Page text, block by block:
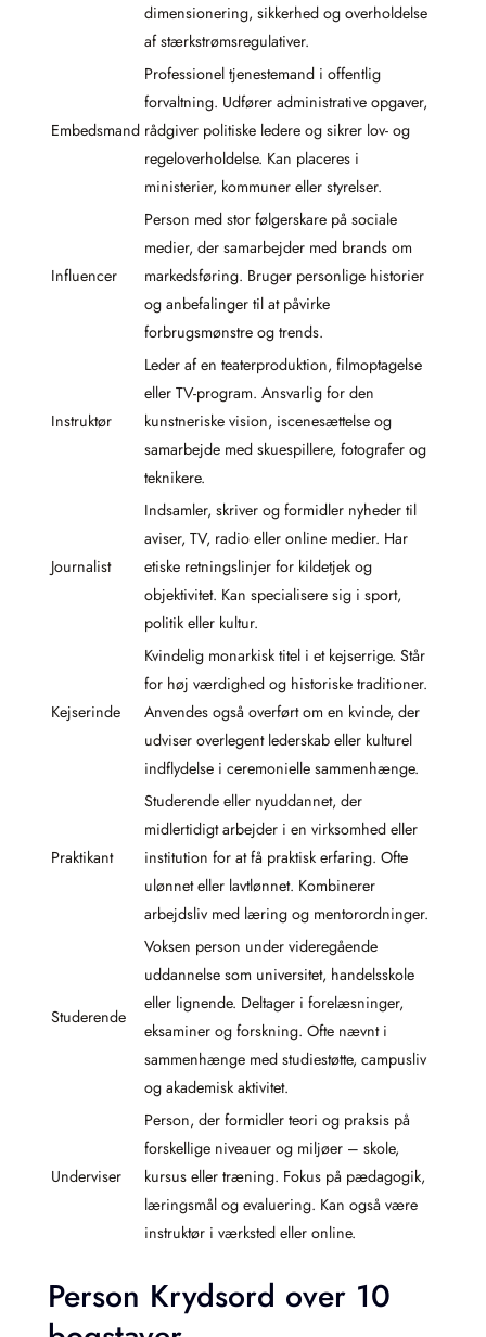
dimensionering, sikkerhed og overholdelse
af stærkstrømsregulativer.
Embedsmand
Professionel tjenestemand i offentlig
forvaltning. Udfører administrative opgaver,
rådgiver politiske ledere og sikrer lov- og
regeloverholdelse. Kan placeres i
ministerier, kommuner eller styrelser.
Influencer
Person med stor følgerskare på sociale
medier, der samarbejder med brands om
markedsføring. Bruger personlige historier
og anbefalinger til at påvirke
forbrugsmønstre og trends.
Instruktør
Leder af en teaterproduktion, filmoptagelse
eller TV-program. Ansvarlig for den
kunstneriske vision, iscenesættelse og
samarbejde med skuespillere, fotografer og
teknikere.
Journalist
Indsamler, skriver og formidler nyheder til
aviser, TV, radio eller online medier. Har
etiske retningslinjer for kildetjek og
objektivitet. Kan specialisere sig i sport,
politik eller kultur.
Kejserinde
Kvindelig monarkisk titel i et kejserrige. Står
for høj værdighed og historiske traditioner.
Anvendes også overført om en kvinde, der
udviser overlegent lederskab eller kulturel
indflydelse i ceremonielle sammenhænge.
Praktikant
Studerende eller nyuddannet, der
midlertidigt arbejder i en virksomhed eller
institution for at få praktisk erfaring. Ofte
ulønnet eller lavtlønnet. Kombinerer
arbejdsliv med læring og mentorordninger.
Studerende
Voksen person under videregående
uddannelse som universitet, handelsskole
eller lignende. Deltager i forelæsninger,
eksaminer og forskning. Ofte nævnt i
sammenhænge med studiestøtte, campusliv
og akademisk aktivitet.
Underviser
Person, der formidler teori og praksis på
forskellige niveauer og miljøer – skole,
kursus eller træning. Fokus på pædagogik,
læringsmål og evaluering. Kan også være
instruktør i værksted eller online.
Person Krydsord over 10